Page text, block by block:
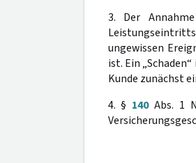
3. Der
ungewissen
ist. Ein
Kunde zunächst
4. § 140Abs. 1